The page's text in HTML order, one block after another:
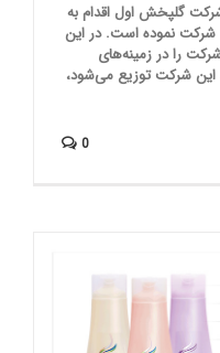
گلپخش اول اقدام به
شرکت نموده است. در این
را در زمینه‌های
این شرکت توزیع می‌شود،
0